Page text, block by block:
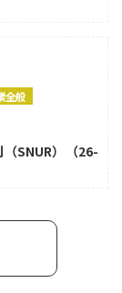
全般
SNUR）（26-